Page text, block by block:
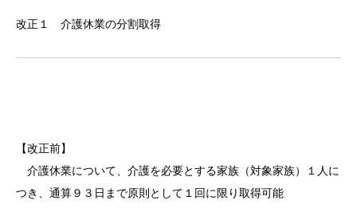
改正１ 介護休業の分割取得
【改正前】
介護休業について、介護を必要とする家族（対象家族）１人に
つき、通算９３日まで原則として１回に限り取得可能